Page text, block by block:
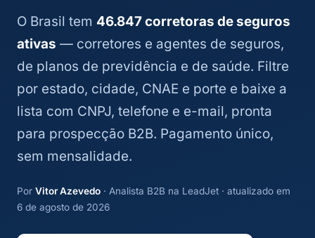
O Brasil tem 46.847 corretoras de seguros
ativas — corretores e agentes de seguros,
de planos de previdência e de saúde. Filtre
por estado, cidade, CNAE e porte e baixe a
lista com CNPJ, telefone e e-mail, pronta
para prospecção B2B. Pagamento único,
sem mensalidade.
Por Vitor Azevedo · Analista B2B na LeadJet · atualizado em
6 de agosto de 2026